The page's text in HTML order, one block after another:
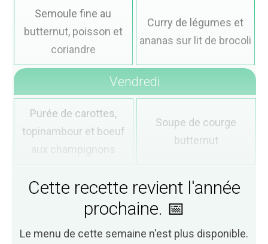
Semoule fine au
butternut, poisson et
coriandre
Curry de légumes et
ananas sur lit de brocoli
Vendredi
Purée de carottes,
topinambour et boeuf
aux champignons
Soupe de courge
butternut
Cette recette revient l'année
prochaine. 📅
Le menu de cette semaine n'est plus disponible.